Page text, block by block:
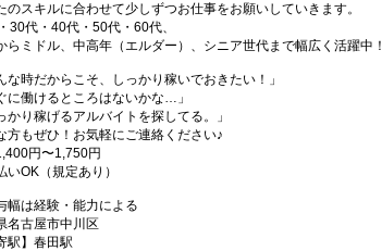
のスキルに合わせて少しずつお仕事をお願いしていきます。
30代・40代・50代・60代、
らミドル、中高年（エルダー）、シニア世代まで幅広く活躍中！
な時だからこそ、しっかり稼いでおきたい！」
に働けるところはないかな…」
かり稼げるアルバイトを探してる。」
方もぜひ！お気軽にご連絡ください♪
円〜1,750円
OK（規定あり）
幅は経験・能力による
名古屋市中川区
駅】春田駅